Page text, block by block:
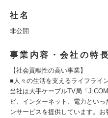
社名
非公開
事業内容・会社の特長
【社会貢献性の高い事業】
■人々の生活を支えるライフライ
当社は大手ケーブルTV局「
ビ、インターネット、電力とい
ンサービスを提供しています。